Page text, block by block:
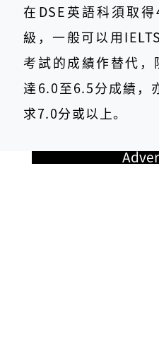
在DSE英語科須取
級，一般可以用
考試的成績作替代，
達6.0至6.5分成績，
求7.0分或以上。